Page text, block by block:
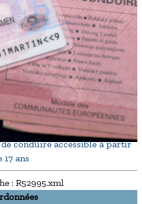
conduire accessible à partir
17 ans
: R52995.xml